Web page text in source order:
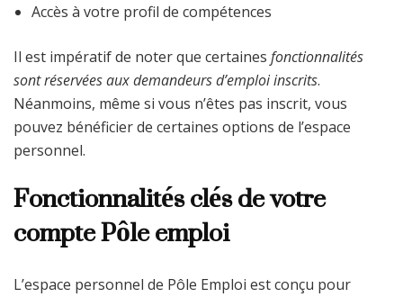
Accès à votre profil de compétences
Il est impératif de noter que certaines fonctionnalités
sont réservées aux demandeurs d’emploi inscrits.
Néanmoins, même si vous n’êtes pas inscrit, vous
pouvez bénéficier de certaines options de l’espace
personnel.
Fonctionnalités clés de votre
compte Pôle emploi
L’espace personnel de Pôle Emploi est conçu pour